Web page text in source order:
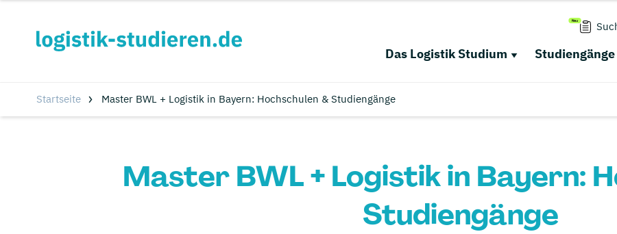
Das Logistik Studium Studiengänge
Startseite Master BWL + Logistik in Bayern: Hochschulen & Studiengänge
Master BWL + Logistik in Bayern:
Studiengänge